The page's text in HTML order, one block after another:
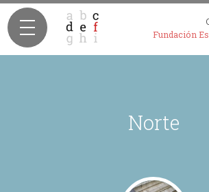
Fundación
Norte